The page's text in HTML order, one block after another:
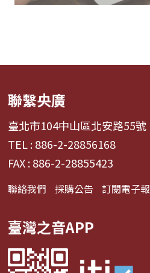
聯繫央廣
臺北市104中山區北安路55號
TEL : 886-2-28856168
FAX : 886-2-28855423
聯絡我們 採購公告 訂閱電子報
臺灣之音APP